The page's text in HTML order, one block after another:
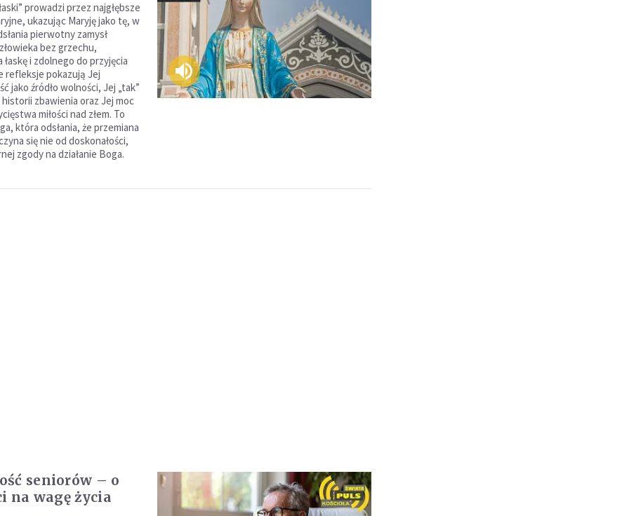
prowadzi przez najgłębsze
ukazując Maryję jako tę, w
pierwotny zamysł
bez grzechu,
i zdolnego do przyjęcia
refleksje pokazują Jej
jako źródło wolności, Jej „tak”
zbawienia oraz Jej moc
miłości nad złem. To
która odsłania, że przemiana
się nie od doskonałości,
zgody na działanie Boga.
seniorów – o
na wagę życia